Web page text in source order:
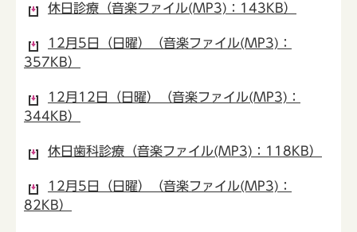
休日診療（音楽ファイル(MP3)：143KB）
12月5日（日曜）（音楽ファイル(MP3)：
357KB）
12月12日（日曜）（音楽ファイル(MP3)：
344KB）
休日歯科診療（音楽ファイル(MP3)：118KB）
12月5日（日曜）（音楽ファイル(MP3)：
82KB）